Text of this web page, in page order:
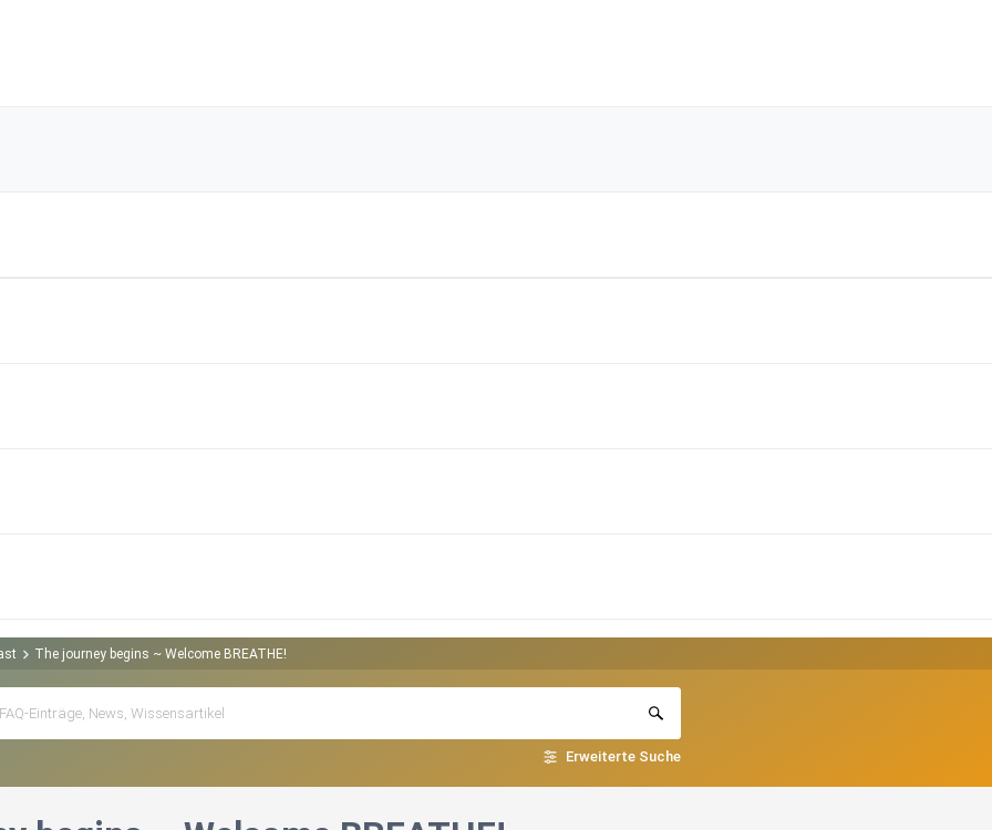
The journey begins ~ Welcome BREATHE!
Erweiterte Suche